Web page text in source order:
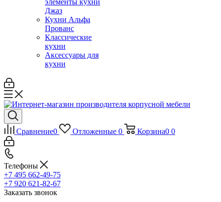
элементы кухни
Джаз
Кухни Альфа
Прованс
Классические
кухни
Аксессуары для
кухни
Сравнение0 Отложенные 0 Корзина0 0
Телефоны
+7 495 662-49-75
+7 920 621-82-67
Заказать звонок